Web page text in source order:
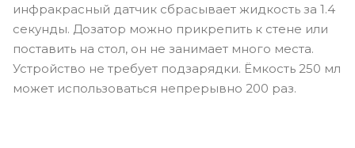
инфракрасный датчик сбрасывает жидкость за 1.4
секунды. Дозатор можно прикрепить к стене или
поставить на стол, он не занимает много места.
Устройство не требует подзарядки. Ёмкость 250 мл
может использоваться непрерывно 200 раз.